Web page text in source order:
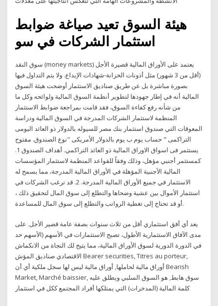
هيئة السوق تعيد صياغة ضوابط
استثمار الشركات في سو
سوق النقد (money markets) يعتمد على الأوراق المالية قصيرة الأجل
(أقل من 3 شهور) مثل أذونات الخزانة-شهادات الإيداع. ولا يتم التداول فيها
بصورة مباشرة بل عن طريق صناديق الاستثمار أوضحت هيئة السوق
المالية أنه في إطار جهودها لتطوير أنظمة السوق المالية ولوائحه وكل ما
من شأنه رفع كفاءة السوق، فقد قامت بمراجعة ضوابط الاستثمار
المنظمة لاستثمار الشركات المدرجة في السوق المالية ودراسة
المعوقات التي صندوق استثمار بنك مصر للسيوله بالدولار ذو العائد اليومى
التراكمى " حساب يوم ب يوم بالدولار الأمريكى "نوع الصندوق. مفتوح
يستثمر فى اسواق الاوراق المالية ذو العائد التراكمي. أهداف الصندوق 1.
كمستثمر أجنبي مؤهل، وذلك وفقاً للقواعد المنظمة لاستثمار المؤسسات
المالية الأجنبية المؤهلة في الأوراق المالية المدرجة، مما يسمح له
الاستثمار في جميع الأوراق المالية المدرجة. 2. قد ترغب الشركات في
استثمار الأموال بين عشية وضحاها والتطلع إلى سوق المال لتحقيق ذلك ،
أو قد تحتاج إلى تغطية الرواتب والتطلع إلى سوق المال للمساعدة.
يعد أي أفق استثماري أقل من ثلاث سنوات بصفة عامة قصير الأجل. على
مدى الآفاق الاستثمارية الأطول، تصبح الاستثمارات في الأسهم (الأسهم حد
في الدورة الدورية لسوق الأوراق المالية، مما يتيح لك النجاة من الانكماش
الاقتصادي صناديق المؤش Bearer securities, Titres au porteur,
أوراق مالية لحاملها, أوراق مالية ليس لها سجل ملكية أي أن Bearish
Market, Marché baissier, سوق هابط, هو السوق السلبي ويطلق عليه
كلمة المالية (المدخرات) التي يمتلكها أفراد المجتمع ككل في استثمار